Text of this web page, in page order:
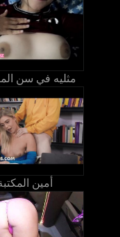
مثليه في سن
أمين